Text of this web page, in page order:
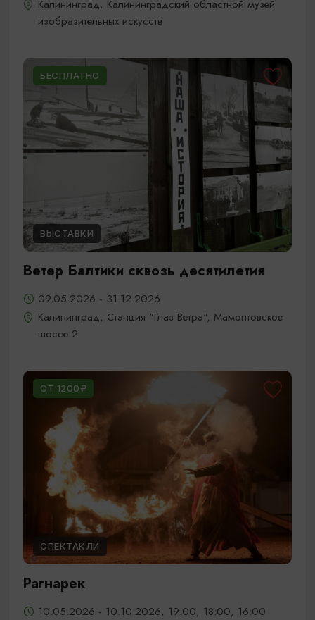
Калининград, Калининградский областной музей
изобразительных искусств
БЕСПЛАТНО
ВЫСТАВКИ
Ветер Балтики сквозь десятилетия
09.05.2026 - 31.12.2026
Калининград, Станция "Глаз Ветра", Мамонтовское
шоссе 2
ОТ 1200₽
СПЕКТАКЛИ
Рагнарек
10.05.2026 - 10.10.2026, 19:00, 18:00, 16:00